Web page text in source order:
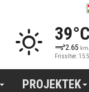
39°C
2.65
Frissítve:
PROJEKTEK